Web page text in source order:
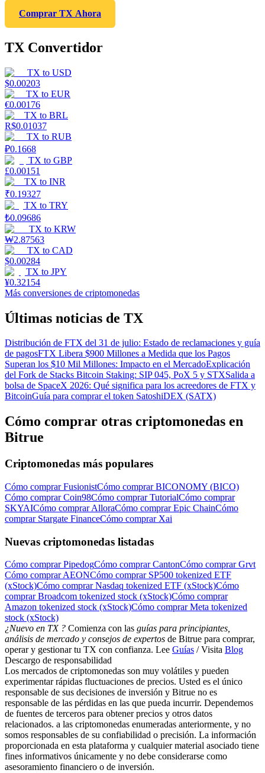
Comprar TX Ahora
TX Convertidor
TX to USD
$0.00203
TX to EUR
€0.00176
TX to BRL
R$0.01037
TX to RUB
₽0.1668
TX to GBP
£0.00151
TX to INR
₹0.19327
TX to TRY
₺0.09686
TX to KRW
₩2.87563
TX to CAD
$0.00284
TX to JPY
¥0.32154
Más conversiones de criptomonedas
Últimas noticias de TX
Distribución de FTX del 31 de julio: Estado de reclamaciones y guía
de pagosFTX Libera $900 Millones a Medida que los Pagos
Superan los $10 Mil Millones: Impacto en el MercadoExplicación
del Fork de Stacks Bitcoin Staking: SIP 045, PoX 5 y STXSalida a
bolsa de SpaceX 2026: Qué significa para los acreedores de FTX y
BitcoinGuía para comprar el token SatoshiDEX (SATX)
Cómo comprar otras criptomonedas en
Bitrue
Criptomonedas más populares
Cómo comprar FusionistCómo comprar BICONOMY (BICO)
Cómo comprar Coin98Cómo comprar TutorialCómo comprar
SKYAICómo comprar AlloraCómo comprar Epic ChainCómo
comprar Stargate FinanceCómo comprar Xai
Nuevas criptomonedas listadas
Cómo comprar PipedogCómo comprar CantonCómo comprar Grvt
Cómo comprar AEONCómo comprar SP500 tokenized ETF
(xStock)Cómo comprar Nasdaq tokenized ETF (xStock)Cómo
comprar Broadcom tokenized stock (xStock)Cómo comprar
Amazon tokenized stock (xStock)Cómo comprar Meta tokenized
stock (xStock)
¿Nuevo en TX ? Comienza con las guías para principiantes,
análisis de mercado y consejos de expertos de Bitrue para comprar,
operar y gestionar tu TX con confianza. Lee Guías / Visita Blog
Descargo de responsabilidad
Los mercados de criptomonedas son muy volátiles y pueden
experimentar rápidas fluctuaciones de precios. Usted es el único
responsable de sus decisiones de inversión y Bitrue no es
responsable de las pérdidas en las que pueda incurrir. Dependemos
de fuentes de terceros para obtener precios y otros datos
relacionados. a las criptomonedas enumeradas anteriormente, y no
somos responsables de su confiabilidad o precisión. La información
proporcionada en esta plataforma y cualquier material asociado tiene
fines informativos únicamente y no debe considerarse como
asesoramiento financiero o de inversión.